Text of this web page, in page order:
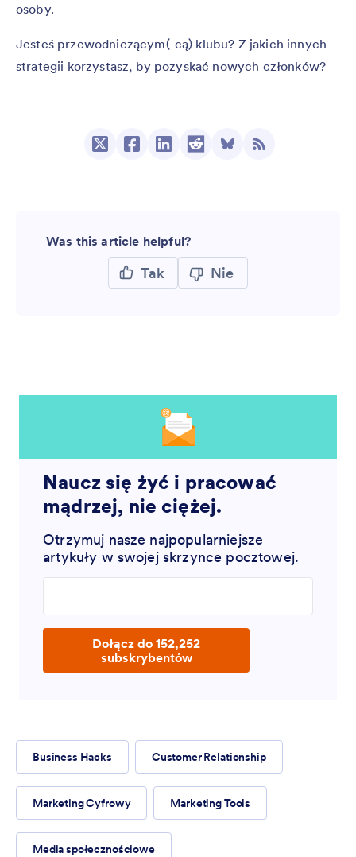
osoby.
Jesteś przewodniczącym(-cą) klubu? Z jakich innych
strategii korzystasz, by pozyskać nowych członków?
Was this article helpful?
Tak Nie
Naucz się żyć i pracować
mądrzej, nie ciężej.
Otrzymuj nasze najpopularniejsze
artykuły w swojej skrzynce pocztowej.
Dołącz do 152,252
subskrybentów
Business Hacks Customer Relationship
Marketing Cyfrowy Marketing Tools
Media społecznościowe